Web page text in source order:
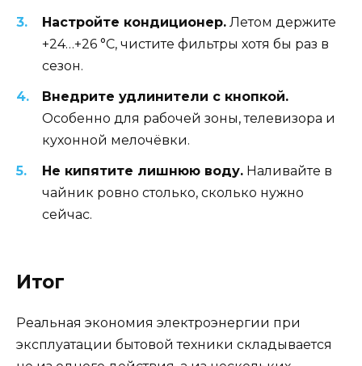
Настройте кондиционер. Летом держите
+24…+26 °C, чистите фильтры хотя бы раз в
сезон.
Внедрите удлинители с кнопкой.
Особенно для рабочей зоны, телевизора и
кухонной мелочёвки.
Не кипятите лишнюю воду. Наливайте в
чайник ровно столько, сколько нужно
сейчас.
Итог
Реальная экономия электроэнергии при
эксплуатации бытовой техники складывается